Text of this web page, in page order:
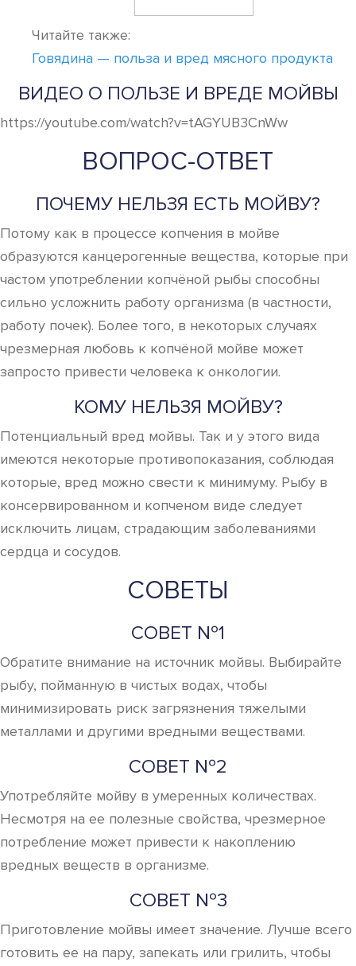
Читайте также:
Говядина — польза и вред мясного продукта
ВИДЕО О ПОЛЬЗЕ И ВРЕДЕ МОЙВЫ
https://youtube.com/watch?v=tAGYUB3CnWw
ВОПРОС-ОТВЕТ
ПОЧЕМУ НЕЛЬЗЯ ЕСТЬ МОЙВУ?
Потому как в процессе копчения в мойве
образуются канцерогенные вещества, которые при
частом употреблении копчёной рыбы способны
сильно усложнить работу организма (в частности,
работу почек). Более того, в некоторых случаях
чрезмерная любовь к копчёной мойве может
запросто привести человека к онкологии.
КОМУ НЕЛЬЗЯ МОЙВУ?
Потенциальный вред мойвы. Так и у этого вида
имеются некоторые противопоказания, соблюдая
которые, вред можно свести к минимуму. Рыбу в
консервированном и копченом виде следует
исключить лицам, страдающим заболеваниями
сердца и сосудов.
СОВЕТЫ
СОВЕТ №1
Обратите внимание на источник мойвы. Выбирайте
рыбу, пойманную в чистых водах, чтобы
минимизировать риск загрязнения тяжелыми
металлами и другими вредными веществами.
СОВЕТ №2
Употребляйте мойву в умеренных количествах.
Несмотря на ее полезные свойства, чрезмерное
потребление может привести к накоплению
вредных веществ в организме.
СОВЕТ №3
Приготовление мойвы имеет значение. Лучше всего
готовить ее на пару, запекать или грилить, чтобы